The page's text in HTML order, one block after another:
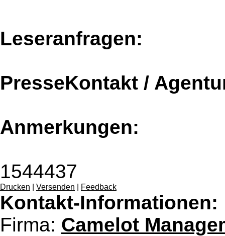
Leseranfragen:
PresseKontakt /
Anmerkungen:
1544437
Drucken Versenden Feedback
Kontakt-Informationen:
Firma: Camelot